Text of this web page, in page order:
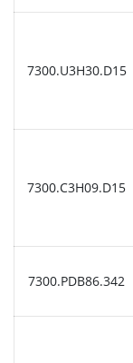
7300.U3H30.D15
7300.C3H09.D15
7300.PDB86.342